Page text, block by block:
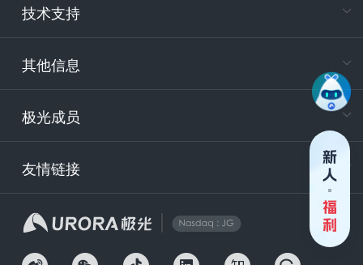
技术支持
其他信息
极光成员
友情链接
400-
技
安
企